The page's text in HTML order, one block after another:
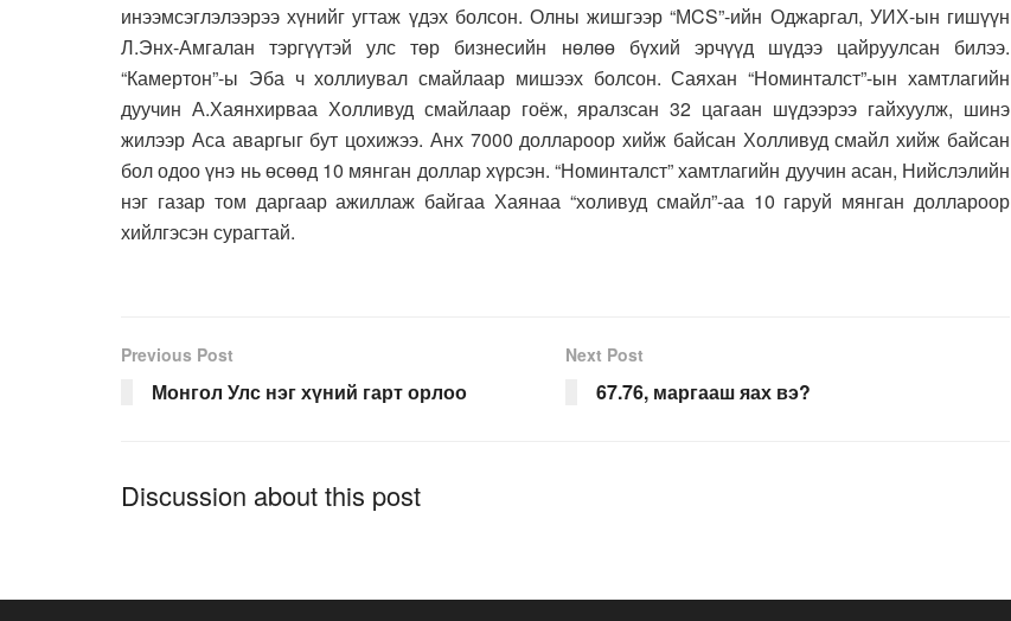
инээмсэглэлээрээ хүнийг угтаж үдэх болсон. Олны жишгээр “МCS”-ийн Оджаргал, УИХ-ын гишүүн
Л.Энх-Амгалан тэргүүтэй улс төр бизнесийн нөлөө бүхий эрчүүд шүдээ цайруулсан билээ.
“Камертон”-ы Эба ч холлиувал смайлаар мишээх болсон. Саяхан “Номинталст”-ын хамтлагийн
дуучин А.Хаянхирваа Холливуд смайлаар гоёж, яралзсан 32 цагаан шүдээрээ гайхуулж, шинэ
жилээр Аса аваргыг бут цохижээ. Анх 7000 доллароор хийж байсан Холливуд смайл хийж байсан
бол одоо үнэ нь өсөөд 10 мянган доллар хүрсэн. “Номинталст” хамтлагийн дуучин асан, Нийслэлийн
нэг газар том даргаар ажиллаж байгаа Хаянаа “холивуд смайл”-аа 10 гаруй мянган доллароор
хийлгэсэн сурагтай.
Previous Post
Монгол Улс нэг хүний гарт орлоо
Next Post
67.76, маргааш яах вэ?
Discussion about this post